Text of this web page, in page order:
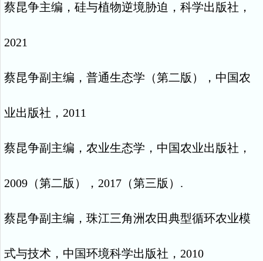
蔡昆争主编，硅与植物逆境胁迫，科学出版社，
2021
蔡昆争副主编，普通生态学（第二版），中国农
业出版社， 2011
蔡昆争副主编，农业生态学，中国农业出版社，
2009 （第二版）， 2017 （第三版） .
蔡昆争副主编，珠江三角洲农田典型循环农业模
式与技术，中国环境科学出版社， 2010